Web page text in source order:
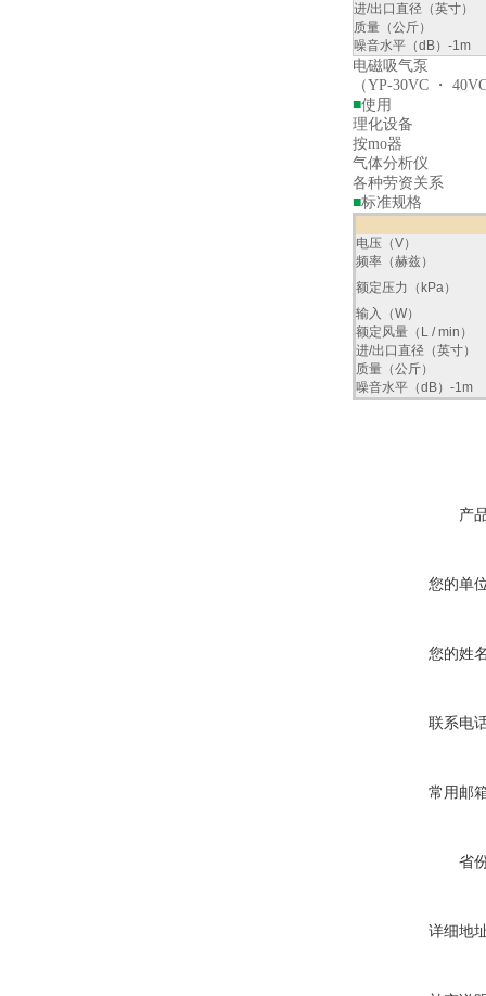
进/出口直径（英寸）
质量（公斤）
噪音水平（dB）-1m
电磁吸气泵
（YP-30VC ・
■使用
理化设备
按mo器
气体分析仪
各种劳资关系
■标准规格
电压（V）
频率（赫兹）
额定压力（kPa）
输入（W）
额定风量（L / min）
进/出口直径（英寸）
质量（公斤）
噪音水平（dB）-1m
产
您的单
您的姓
联系电
常用邮
省
详细地